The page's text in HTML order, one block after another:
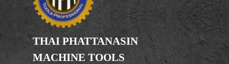
THAI PHATTANASIN
MACHINE TOOLS